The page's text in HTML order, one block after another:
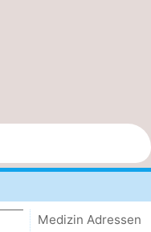
Medizin Adressen